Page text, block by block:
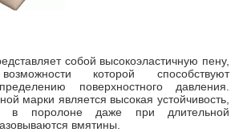
собой высокоэластичную пену,
которой способствуют
поверхностного давления.
марки является высокая устойчивость,
в поролоне даже при длительной
вмятины.